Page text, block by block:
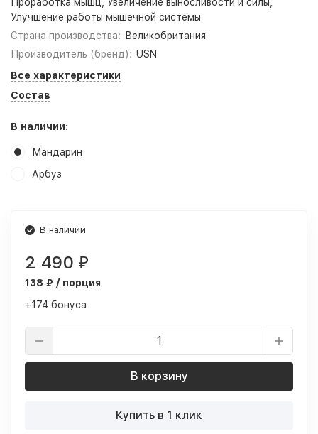
Улучшение работы мышечной системы
Страна производства:
Великобритания
Производитель (бренд): USN
Все характеристики
Состав
В наличии:
Мандарин
Арбуз
В наличии
2 490 ₽
138 ₽ / порция
+174 бонуса
В корзину
Купить в 1 клик